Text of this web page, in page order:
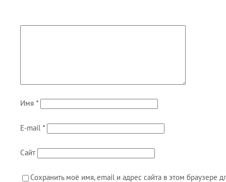
Имя *
E-mail *
Сайт
Сохранить моё имя, email и адрес сайта в этом браузере